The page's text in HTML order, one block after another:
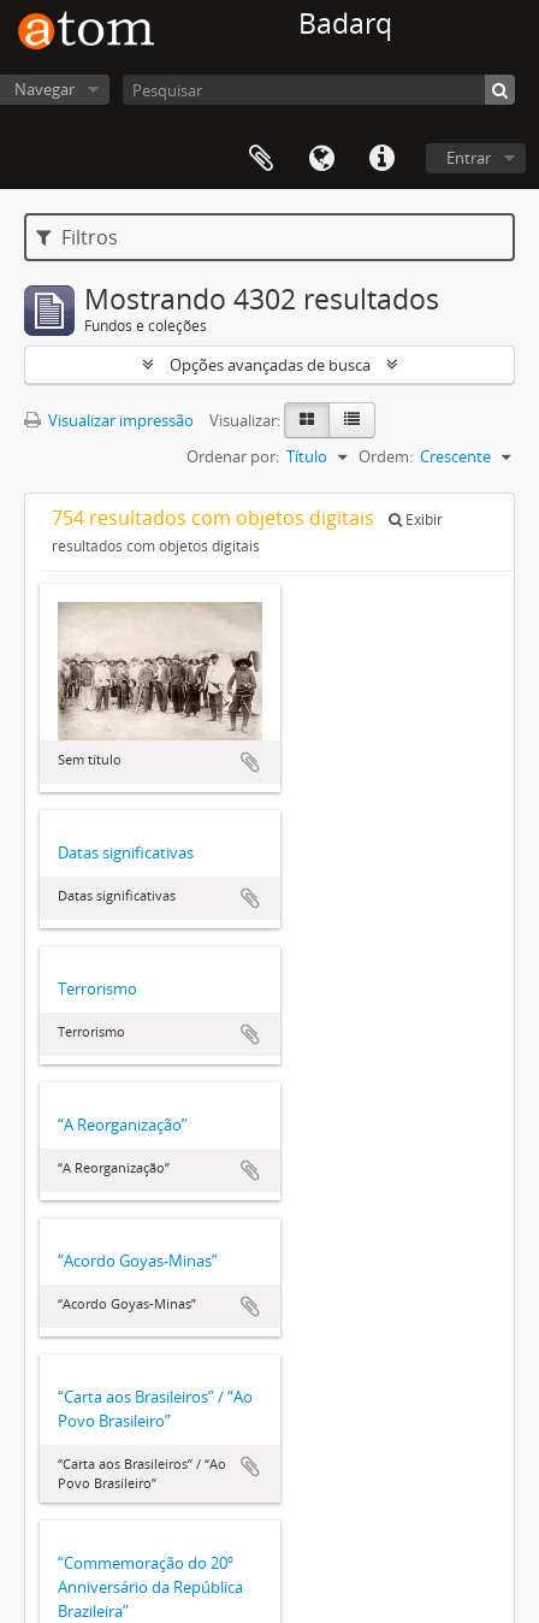
Badarq
Navegar
Entrar
Filtros
Mostrando 4302 resultados
Fundos e coleções
Opções avançadas de busca
Visualizar impressão
Visualizar:
Ordenar por: Título Ordem: Crescente
754 resultados com objetos digitais
Exibir
resultados com objetos digitais
Sem título
Datas significativas
Datas significativas
Terrorismo
Terrorismo
“A Reorganização”
“A Reorganização”
“Acordo Goyas-Minas”
“Acordo Goyas-Minas”
“Carta aos Brasileiros” / “Ao
Povo Brasileiro”
“Carta aos Brasileiros” / “Ao
Povo Brasileiro”
“Commemoração do 20º
Anniversário da República
Brazileira”